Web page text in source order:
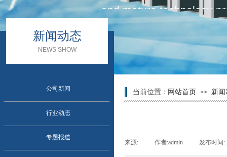
and mature technology
新闻动态
NEWS SHOW
公司新闻
行业动态
专题报道
当前位置： 网站首页 >> 新
来源: 作者:admin 发布时间: